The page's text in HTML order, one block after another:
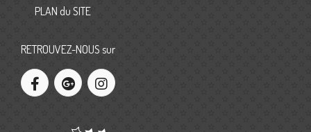
PLAN du SITE
RETROUVEZ-NOUS sur